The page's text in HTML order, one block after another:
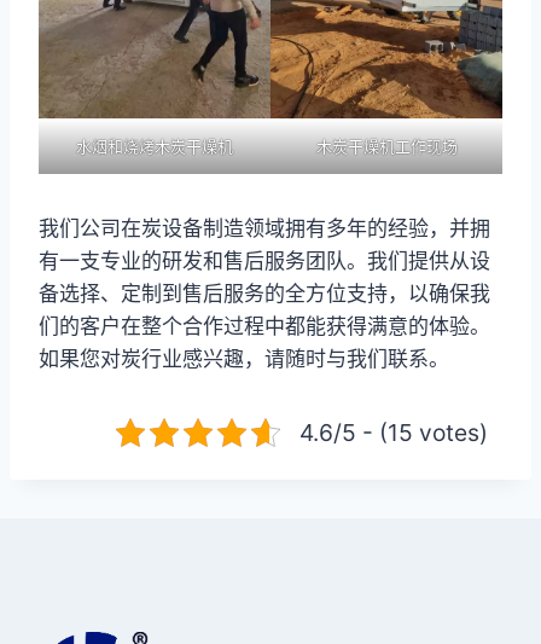
水烟和烧烤木炭干燥机 木炭干燥机工作现场
我们公司在炭设备制造领域拥有多年的经验，并拥
有一支专业的研发和售后服务团队。我们提供从设
备选择、定制到售后服务的全方位支持，以确保我
们的客户在整个合作过程中都能获得满意的体验。
如果您对炭行业感兴趣，请随时与我们联系。
4.6/5 - (15 votes)